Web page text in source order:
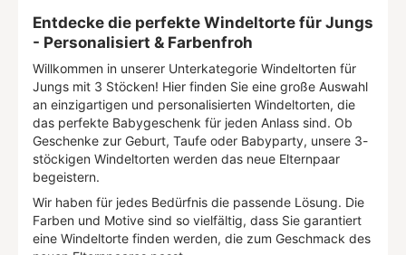
Entdecke die perfekte Windeltorte für Jungs
- Personalisiert & Farbenfroh
Willkommen in unserer Unterkategorie Windeltorten für
Jungs mit 3 Stöcken! Hier finden Sie eine große Auswahl
an einzigartigen und personalisierten Windeltorten, die
das perfekte Babygeschenk für jeden Anlass sind. Ob
Geschenke zur Geburt, Taufe oder Babyparty, unsere 3-
stöckigen Windeltorten werden das neue Elternpaar
begeistern.
Wir haben für jedes Bedürfnis die passende Lösung. Die
Farben und Motive sind so vielfältig, dass Sie garantiert
eine Windeltorte finden werden, die zum Geschmack des